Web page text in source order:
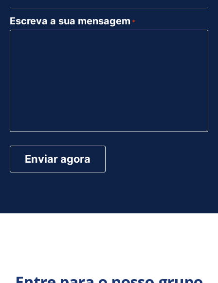
Escreva a sua mensagem *